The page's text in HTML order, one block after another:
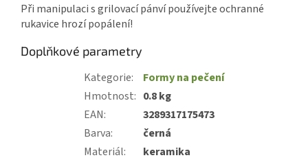
Při manipulaci s grilovací pánví používejte ochranné
rukavice hrozí popálení!
Doplňkové parametry
Kategorie:
Formy na pečení
Hmotnost: 0.8 kg
EAN:
3289317175473
Barva:
černá
Materiál:
keramika